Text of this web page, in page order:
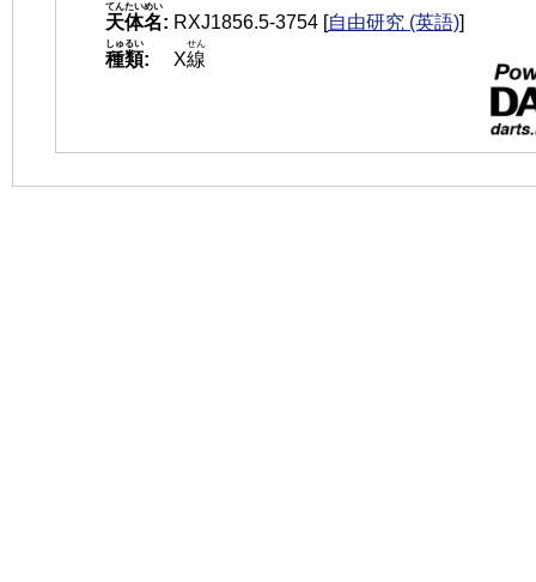
天体名
てんたいめい
: RXJ1856.5-3754 [自由研究 (英語)]
種類
しゅるい
: X線
せん